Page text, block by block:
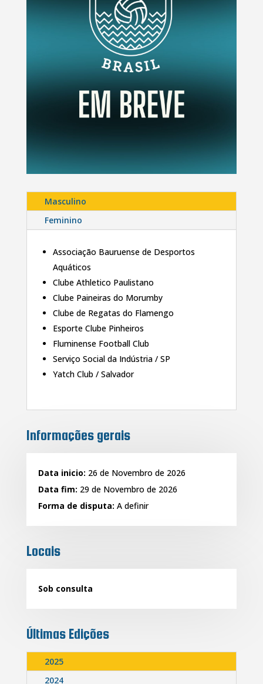
Masculino
Feminino
Associação Bauruense de Desportos
Aquáticos
Clube Athletico Paulistano
Clube Paineiras do Morumby
Clube de Regatas do Flamengo
Esporte Clube Pinheiros
Fluminense Football Club
Serviço Social da Indústria / SP
Yatch Club / Salvador
Informações gerais
Data inicio: 26 de Novembro de 2026
Data fim: 29 de Novembro de 2026
Forma de disputa: A definir
Locais
Sob consulta
Últimas Edições
2025
2024